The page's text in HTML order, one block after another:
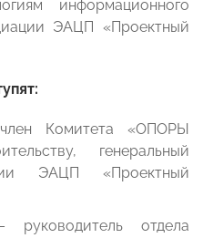
информационного
ЭАЦП «Проектный
Комитета «ОПОРЫ
генеральный
ЭАЦП «Проектный
отдела